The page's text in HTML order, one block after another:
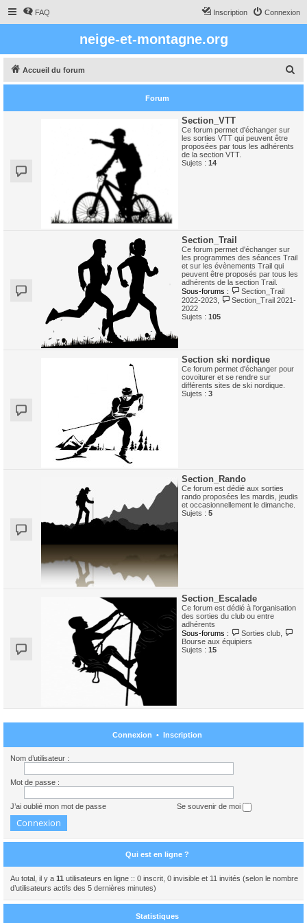
FAQ Connexion
Inscription
neige-et-montagne.org
Accueil du forum
e
Forum
Section_VTT
Ce forum permet d'échanger sur
les sorties VTT qui peuvent être
proposées par tous les adhérents
de la section VTT.
Sujets : 14
Section_Trail
Ce forum permet d'échanger sur
les programmes des séances Trail
et sur les évènements Trail qui
peuvent être proposés par tous les
adhérents de la section Trail.
Sous-forums :
Section_Trail
2022-2023
Section_Trail 2021-
2022
Sujets : 105
Section ski nordique
Ce forum permet d'échanger pour
covoiturer et se rendre sur
différents sites de ski nordique.
Sujets : 3
Section_Rando
Ce forum est dédié aux sorties
rando proposées les mardis, jeudis
et occasionnellement le dimanche.
Sujets : 5
Section_Escalade
Ce forum est dédié à l'organisation
des sorties du club ou entre
adhérents
Sous-forums :
Sorties club
Bourse aux équipiers
Sujets : 15
Connexion • Inscription
Nom d’utilisateur :
Mot de passe :
J’ai oublié mon mot de passe Se souvenir de moi
Qui est en ligne ?
Au total, il y a 11 utilisateurs en ligne :: 0 inscrit, 0 invisible et 11 invités (selon le nombre
d’utilisateurs actifs des 5 dernières minutes)
Statistiques